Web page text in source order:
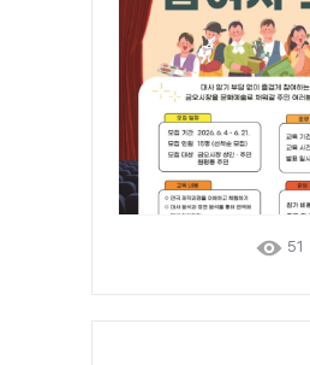
51